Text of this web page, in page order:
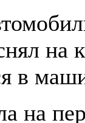
на
в
на